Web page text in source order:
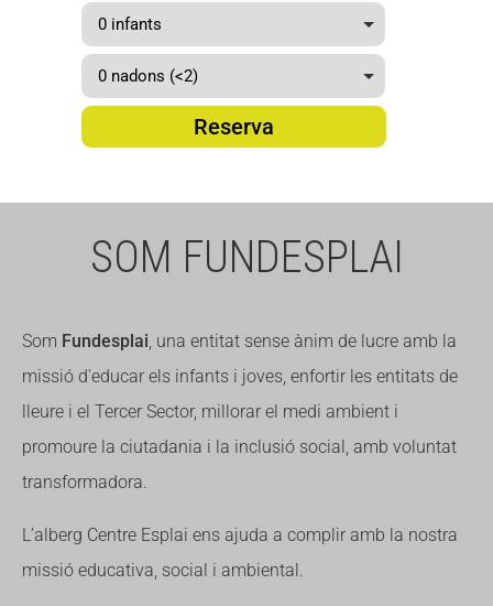
Reserva
SOM FUNDESPLAI
Som Fundesplai, una entitat sense ànim de lucre amb la
missió d'educar els infants i joves, enfortir les entitats de
lleure i el Tercer Sector, millorar el medi ambient i
promoure la ciutadania i la inclusió social, amb voluntat
transformadora.
L’alberg Centre Esplai ens ajuda a complir amb la nostra
missió educativa, social i ambiental.